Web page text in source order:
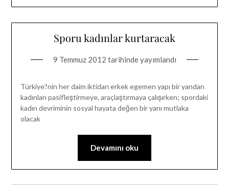
Sporu kadınlar kurtaracak
9 Temmuz 2012 tarihinde yayımlandı
Türkiye?nin her daim iktidarı erkek egemen yapı bir yandan
kadınları pasifleştirmeye, araçlaştırmaya çalışırken; spordaki
kadın devriminin sosyal hayata değen bir yanı mutlaka
olacak
Devamını oku